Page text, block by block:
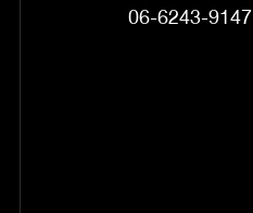
06-6243-9147